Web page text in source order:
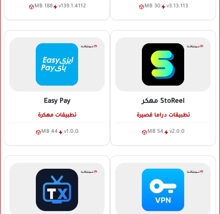
v3.13.113
30 MB
v139.1.4112
188 MB
StoReel مهكر
تطبيقات دراما قصيرة
v2.0.0
54 MB
Easy Pay
تطبيقات مهكرة
v1.0.0
44 MB